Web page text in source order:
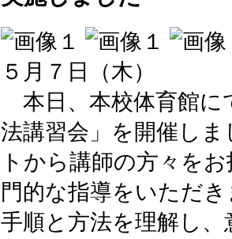
５月７日（木）
本日、本校体育館に
法講習会」を開催しま
トから講師の方々を
門的な指導をいただ
手順と方法を理解し